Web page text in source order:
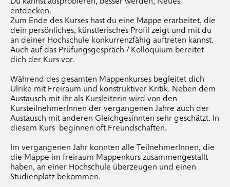
entdecken.
Zum Ende des Kurses hast du eine Mappe erarbeitet, die
dein persönliches, künstlerisches Profil zeigt und mit du
an deiner Hochschule konkurrenzfähig auftreten kannst.
Auch auf das Prüfungsgespräch / Kolloquium bereitet
dich der Kurs vor.
Während des gesamten Mappenkurses begleitet dich
Ulrike mit Freiraum und konstruktiver Kritik. Neben dem
Austausch mit ihr als Kursleiterin wird von den
KursteilnehmerInnen der vergangenen Jahre auch der
Austausch mit anderen Gleichgesinnten sehr geschätzt. In
diesem Kurs beginnen oft Freundschaften.
Im vergangenen Jahr konnten alle TeilnehmerInnen, die
die Mappe im freiraum Mappenkurs zusammengestallt
haben, an einer Hochschule überzeugen und einen
Studienplatz bekommen.